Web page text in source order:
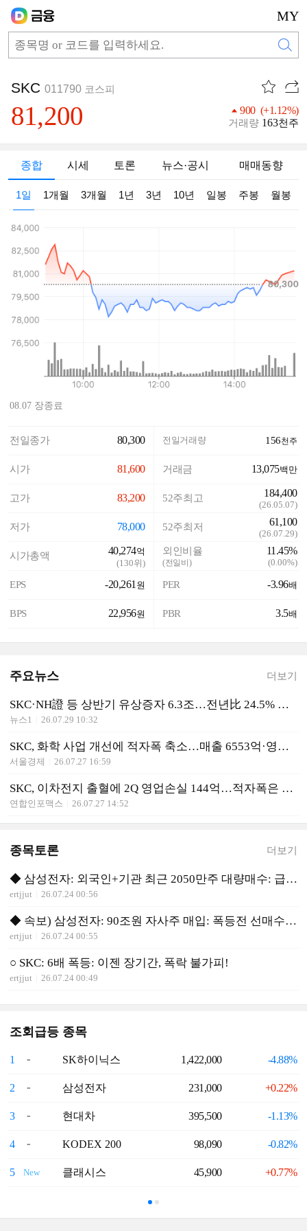
MY
SKC 011790 코스피
81,200 900 (+1.12%)
거래량 163천주
종합 시세 토론 뉴스·공시 매매동향
1일 1개월 3개월 1년 3년 10년 일봉 주봉 월봉
08.07 장종료
전일종가 80,300
시가 81,600
고가 83,200
저가 78,000
시가총액 40,274억
(130위)
EPS -20,261 원
BPS 22,956원
전일거래량 156천주
거래금 13,075백만
52주최고 184,400
(26.05.07)
52주최저 61,100
(26.07.29)
외인비율
(전일비)
11.45%
(0.00%)
PER -3.96배
PBR 3.5배
주요뉴스 더보기
SKC·NH證 등 상반기 유상증자 6.3조…전년比 24.5% 감소
뉴스1 26.07.29 10:32
SKC, 화학 사업 개선에 적자폭 축소…매출 6553억·영업손실 144억
서울경제 26.07.27 16:59
SKC, 이차전지 출혈에 2Q 영업손실 144억…적자폭은 축소(종합)
연합인포맥스 26.07.27 14:52
종목토론 더보기
◆ 삼성전자: 외국인+기관 최근 2050만주 대량매수: 급등신호
ertjjut 26.07.24 00:56
◆ 속보) 삼성전자: 90조원 자사주 매입: 폭등전 선매수 유리
ertjjut 26.07.24 00:55
○ SKC: 6배 폭등: 이젠 장기간, 폭락 불가피!
ertjjut 26.07.24 00:49
조회급등 종목
1 SK하이닉스 1,422,000 -4.88%
2 삼성전자 231,000 +0.22%
3 현대차 395,500 -1.13%
4 KODEX 200 98,090 -0.82%
5 New 클래시스 45,900 +0.77%